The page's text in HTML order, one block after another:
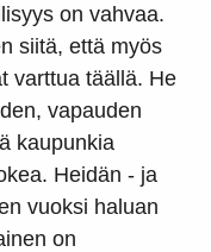
on vahvaa.
siitä, että myös
varttua täällä. He
vapauden
kaupunkia
Heidän - ja
vuoksi haluan
on